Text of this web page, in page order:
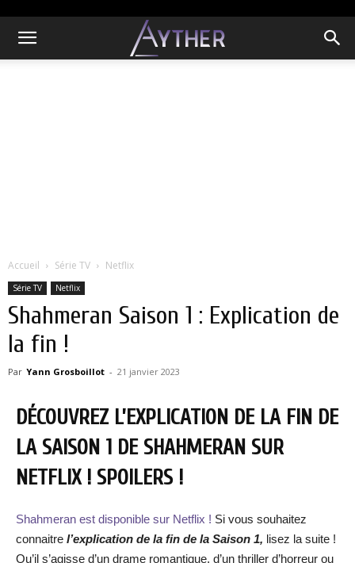
Accueil Série TV Netflix
Série TV Netflix
Shahmeran Saison 1 : Explication de
la fin !
Par Yann Grosboillot - 21 janvier 2023
DÉCOUVREZ L’EXPLICATION DE LA FIN DE
LA SAISON 1 DE SHAHMERAN SUR
NETFLIX ! SPOILERS !
Shahmeran est disponible sur Netflix ! Si vous souhaitez
connaitre l’explication de la fin de la Saison 1, lisez la suite !
Qu’il s’agisse d’un drame romantique, d’un thriller d’horreur ou